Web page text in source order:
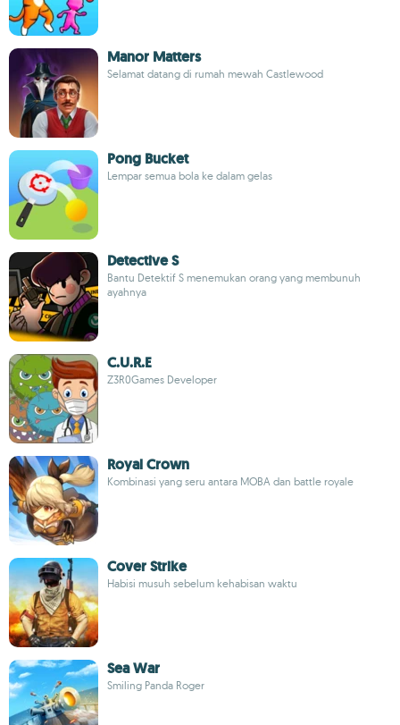
Manor Matters
Selamat datang di rumah mewah Castlewood
Pong Bucket
Lempar semua bola ke dalam gelas
Detective S
Bantu Detektif S menemukan orang yang membunuh
ayahnya
C.U.R.E
Z3R0Games Developer
Royal Crown
Kombinasi yang seru antara MOBA dan battle royale
Cover Strike
Habisi musuh sebelum kehabisan waktu
Sea War
Smiling Panda Roger